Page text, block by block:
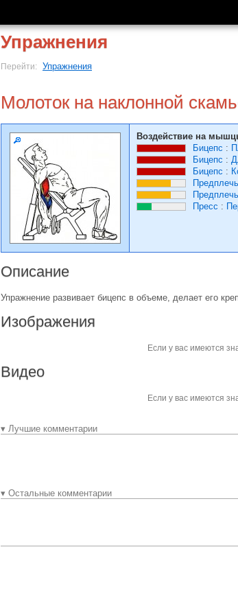
Упражнения
Перейти: Упражнения
Молоток на наклонной
Воздействие на
Бицепс :
Бицепс :
Бицепс :
Пресс :
Описание
Упражнение развивает бицепс в объеме, делает его
Изображения
Если у вас имеются
Видео
Если у вас имеются
▾ Лучшие комментарии
▾ Остальные комментарии